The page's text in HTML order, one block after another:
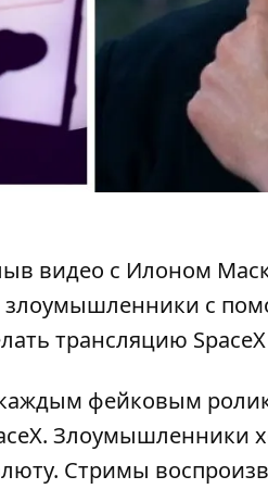
видео с Илоном
злоумышленники с
трансляцию
фейковым
Злоумышленники
Стримы